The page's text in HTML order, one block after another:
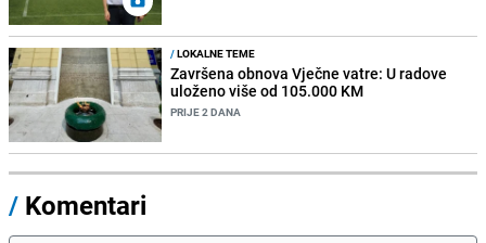
/LOKALNE TEME
Završena obnova Vječne vatre: U radove
uloženo više od 105.000 KM
PRIJE 2 DANA
/ Komentari